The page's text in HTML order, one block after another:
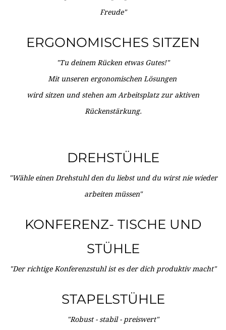
Freude"
ERGONOMISCHES SITZEN
"Tu deinem Rücken etwas Gutes!"
Mit unseren ergonomischen Lösungen
wird sitzen und stehen am Arbeitsplatz zur aktiven
Rückenstärkung.
DREHSTÜHLE
"Wähle einen Drehstuhl den du liebst und du wirst nie wieder
arbeiten müssen"
KONFERENZ- TISCHE UND
STÜHLE
"Der richtige Konferenzstuhl ist es der dich produktiv macht"
STAPELSTÜHLE
"Robust - stabil - preiswert"